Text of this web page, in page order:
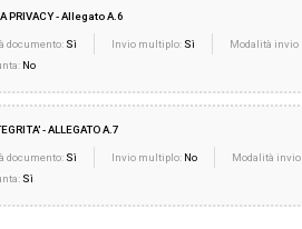
PRIVACY - Allegato A.6
documento: Sì Invio multiplo: Sì
Modalità invio
No
- ALLEGATO A.7
documento: Sì Invio multiplo: No
Modalità
Sì